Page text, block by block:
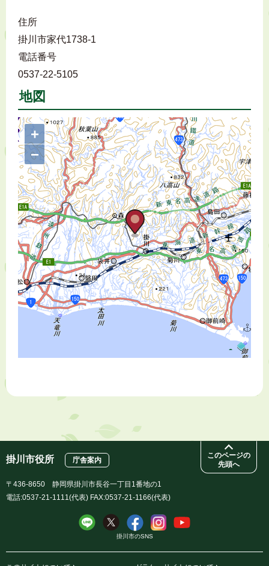
住所
掛川市家代1738-1
電話番号
0537-22-5105
地図
+
−
このページの
先頭へ
掛川市役所 庁舎案内
〒436-8650 静岡県掛川市長谷一丁目1番地の1
電話:0537-21-1111(代表) FAX:0537-21-1166(代表)
掛川市のSNS